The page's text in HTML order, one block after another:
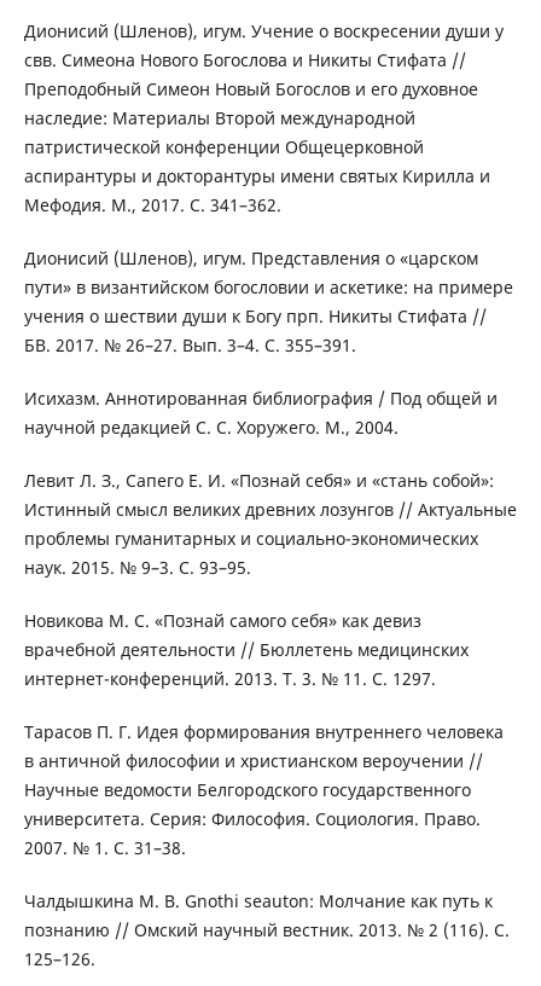
Дионисий (Шленов), игум. Учение о воскресении души у
свв. Симеона Нового Богослова и Никиты Стифата //
Преподобный Симеон Новый Богослов и его духовное
наследие: Материалы Второй международной
патристической конференции Общецерковной
аспирантуры и докторантуры имени святых Кирилла и
Мефодия. М., 2017. С. 341–362.
Дионисий (Шленов), игум. Представления о «царском
пути» в византийском богословии и аскетике: на примере
учения о шествии души к Богу прп. Никиты Стифата //
БВ. 2017. № 26–27. Вып. 3–4. С. 355–391.
Исихазм. Аннотированная библиография / Под общей и
научной редакцией С. С. Хоружего. М., 2004.
Левит Л. З., Сапего Е. И. «Познай себя» и «стань собой»:
Истинный смысл великих древних лозунгов // Актуальные
проблемы гуманитарных и социально-экономических
наук. 2015. № 9–3. С. 93–95.
Новикова М. С. «Познай самого себя» как девиз
врачебной деятельности // Бюллетень медицинских
интернет-конференций. 2013. Т. 3. № 11. С. 1297.
Тарасов П. Г. Идея формирования внутреннего человека
в античной философии и христианском вероучении //
Научные ведомости Белгородского государственного
университета. Серия: Философия. Социология. Право.
2007. № 1. С. 31–38.
Чалдышкина М. В. Gnothi seauton: Молчание как путь к
познанию // Омский научный вестник. 2013. № 2 (116). С.
125–126.